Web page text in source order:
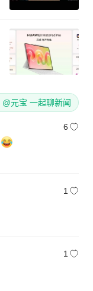
@元宝 一起聊新闻
6
1
1